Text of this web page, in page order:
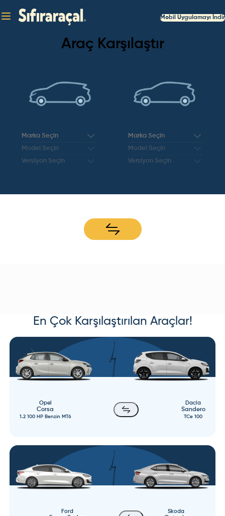
Mobil Uygulamayı İndir
Araç Karşılaştır
Marka Seçin
Model Seçin
Versiyon Seçin
Marka Seçin
Model Seçin
Versiyon Seçin
En Çok Karşılaştırılan Araçlar!
Opel
Corsa
1.2 100 HP Benzin MT6
Dacia
Sandero
TCe 100
Ford Skoda